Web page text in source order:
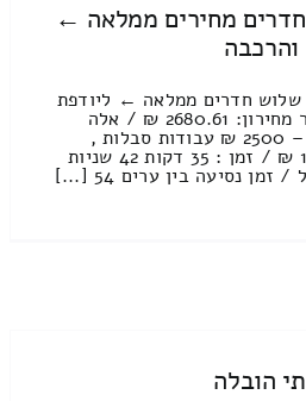
מחירים ממלאה ←
והרכבה
שלוש חדרים ממלאה ← ליודפת
כולל פירוק והרכבה מחיר מחירון: 2680.61 ₪ / אלה
שבטווח המחירים 3300 – 2500 ₪ עבודות סבלות ,
טעינה ופריקה : 1380.84 ₪ / זמן : 35 דקות 42 שניות
הובלה